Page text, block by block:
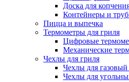
Доска для
Контейнеры и
Пицца и выпечка
Термометры для гриля
Цифровые
Механические
Чехлы для гриля
Чехлы для газовый
Чехлы для